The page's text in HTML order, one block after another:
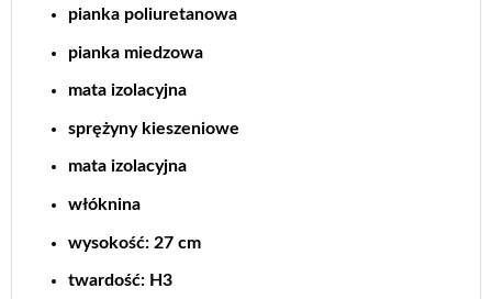
pianka poliuretanowa
pianka miedzowa
mata izolacyjna
sprężyny kieszeniowe
mata izolacyjna
włóknina
wysokość: 27 cm
twardość: H3